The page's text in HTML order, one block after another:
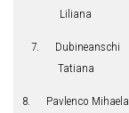
Liliana
7. Dubineanschi
Tatiana
8. Pavlenco Mihaela